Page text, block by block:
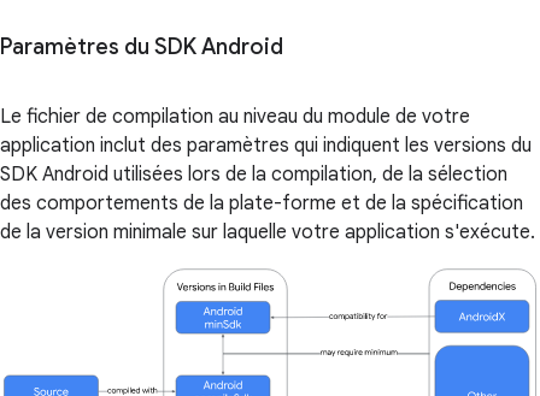
Paramètres du SDK Android
Le fichier de compilation au niveau du module de votre
application inclut des paramètres qui indiquent les versions du
SDK Android utilisées lors de la compilation, de la sélection
des comportements de la plate-forme et de la spécification
de la version minimale sur laquelle votre application s'exécute.